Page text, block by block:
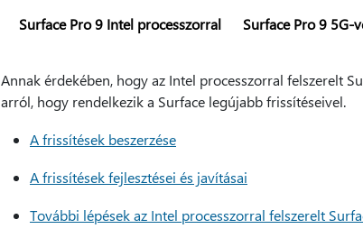
Surface Pro 9 Intel processzorral Surface Pro 9 5G-
Annak érdekében, hogy az Intel processzorral felszerelt
arról, hogy rendelkezik a Surface legújabb frissítéseivel.
A frissítések beszerzése
A frissítések fejlesztései és javításai
További lépések az Intel processzorral felszerelt